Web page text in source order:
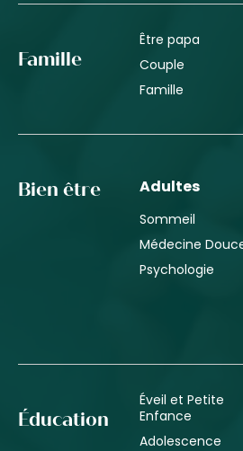
Famille
Être papa
Couple
Famille
Bien être Adultes
Sommeil
Médecine
Psychologie
Éducation
Éveil et Petite
Enfance
Adolescence